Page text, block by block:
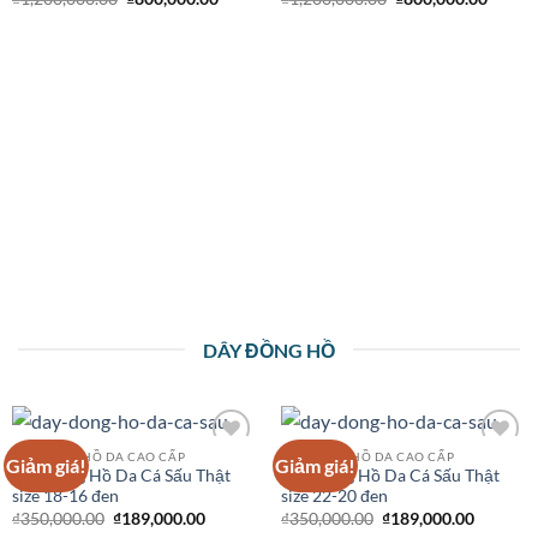
DÂY ĐỒNG HỒ
Giảm giá!
Wishlist
DÂY ĐỒNG HỒ DA CAO CẤP
Dây Đồng Hồ Da Cá Sấu Thật
size 18-16 đen
₫350,000.00 ₫189,000.00
Giảm giá!
Wishlist
DÂY ĐỒNG HỒ DA CAO CẤP
Dây Đồng Hồ Da Cá Sấu Thật
size 22-20 đen
₫350,000.00 ₫189,000.00